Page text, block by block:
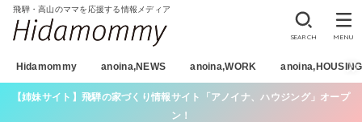
飛騨・高山のママを応援する情報メディア
Hidamommy anoina,NEWS anoina,WORK anoina,HOUSING
SEARCH MENU
【姉妹サイト】飛騨の家づくり情報サイト「アノイナ、ハウジング」オープ
ン！